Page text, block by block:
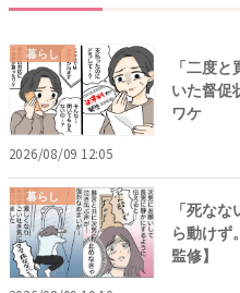
暮らし
「二度
いた督促
ワケ
2026/08/09 12:05
暮らし
「死な
ら動けず
監修】